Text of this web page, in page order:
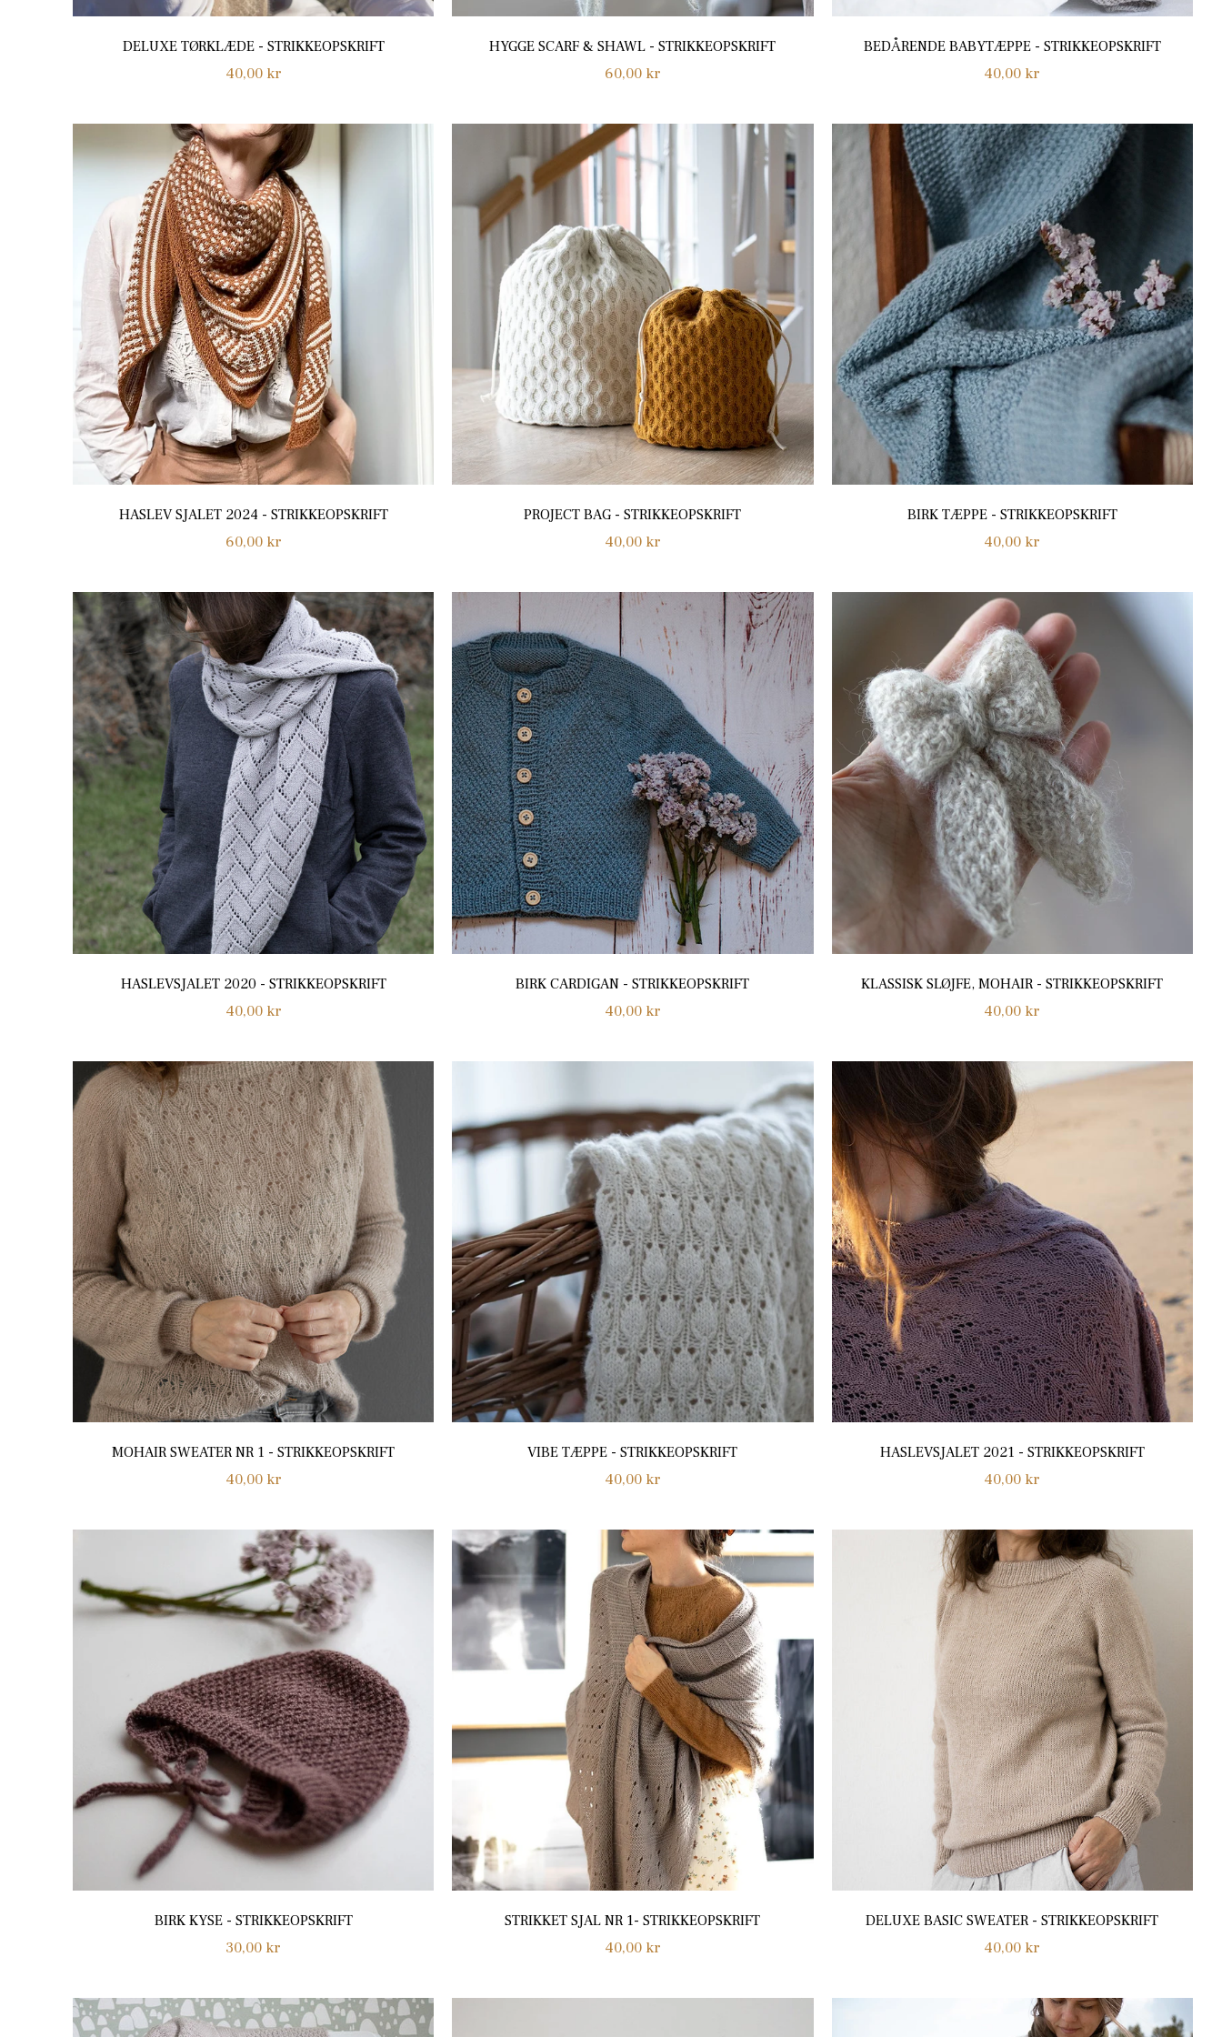
DELUXE TØRKLÆDE - STRIKKEOPSKRIFT
Normalpris
40,00 kr
HYGGE SCARF & SHAWL - STRIKKEOPSKRIFT
Normalpris
60,00 kr
BEDÅRENDE BABYTÆPPE - STRIKKEOPSKRIFT
Normalpris
40,00 kr
HASLEV SJALET 2024 - STRIKKEOPSKRIFT
Normalpris
60,00 kr
PROJECT BAG - STRIKKEOPSKRIFT
Normalpris
40,00 kr
BIRK TÆPPE - STRIKKEOPSKRIFT
Normalpris
40,00 kr
HASLEVSJALET 2020 - STRIKKEOPSKRIFT
Normalpris
40,00 kr
BIRK CARDIGAN - STRIKKEOPSKRIFT
Normalpris
40,00 kr
KLASSISK SLØJFE, MOHAIR - STRIKKEOPSKRIFT
Normalpris
40,00 kr
MOHAIR SWEATER NR 1 - STRIKKEOPSKRIFT
Normalpris
40,00 kr
VIBE TÆPPE - STRIKKEOPSKRIFT
Normalpris
40,00 kr
HASLEVSJALET 2021 - STRIKKEOPSKRIFT
Normalpris
40,00 kr
BIRK KYSE - STRIKKEOPSKRIFT
Normalpris
30,00 kr
STRIKKET SJAL NR 1- STRIKKEOPSKRIFT
Normalpris
40,00 kr
DELUXE BASIC SWEATER - STRIKKEOPSKRIFT
Normalpris
40,00 kr